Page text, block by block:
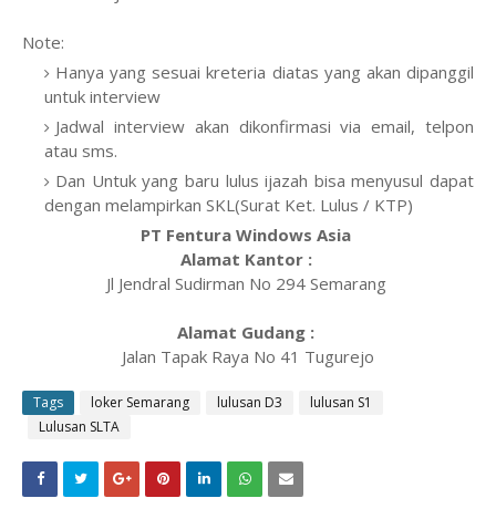
Note:
Hanya yang sesuai kreteria diatas yang akan dipanggil
untuk interview
Jadwal interview akan dikonfirmasi via email, telpon
atau sms.
Dan Untuk yang baru lulus ijazah bisa menyusul dapat
dengan melampirkan SKL(Surat Ket. Lulus / KTP)
PT Fentura Windows Asia
Alamat Kantor :
Jl Jendral Sudirman No 294 Semarang
Alamat Gudang :
Jalan Tapak Raya No 41 Tugurejo
Tags loker Semarang lulusan D3
lulusan S1
Lulusan SLTA